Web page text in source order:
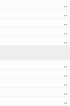
..
..
..
..
..
..
..
..
..
..